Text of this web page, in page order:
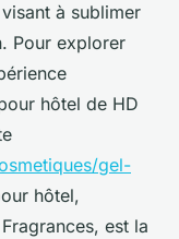
à sublimer
Pour explorer
hôtel de HD
gel-
hôtel,
est la